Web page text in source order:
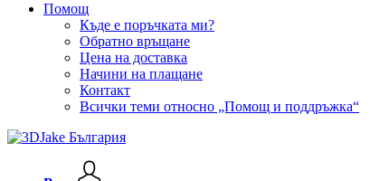
Помощ
Къде е поръчката ми?
Обратно връщане
Цена на доставка
Начини на плащане
Контакт
Всички теми относно „Помощ и поддръжка“